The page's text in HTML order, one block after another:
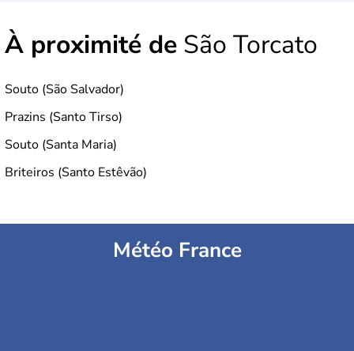
À proximité de São Torcato
Souto (São Salvador)
Prazins (Santo Tirso)
Souto (Santa Maria)
Briteiros (Santo Estêvão)
Météo France